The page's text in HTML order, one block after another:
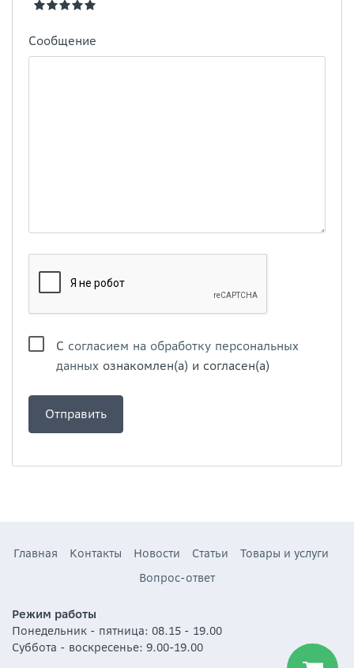
Сообщение
С согласием на обработку персональных
данных ознакомлен(а) и согласен(а)
Главная Контакты Новости Статьи
Товары и услуги
Вопрос-ответ
Режим работы
Понедельник - пятница: 08.15 - 19.00
Суббота - воскресенье: 9.00-19.00